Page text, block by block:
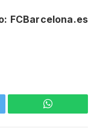
FCBarcelona.es
WhatsApp